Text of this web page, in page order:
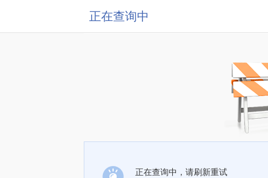
正在查询中
正在查询中，请刷新重试